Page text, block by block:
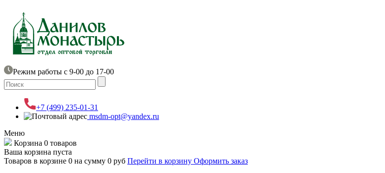
Режим работы с 9-00 до 17-00
+7 (499) 235-01-31
msdm-opt@yandex.ru
Меню
Корзина 0 товаров
Ваша корзина пуста
Товаров в корзине 0 на сумму 0 руб Перейти в корзину Оформить заказ